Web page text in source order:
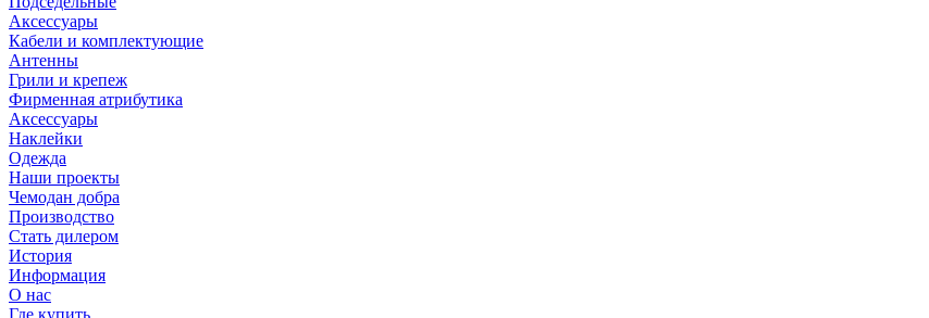
Аксессуары
Кабели и комплектующие
Антенны
Грили и крепеж
Фирменная атрибутика
Аксессуары
Наклейки
Одежда
Наши проекты
Чемодан добра
Производство
Стать дилером
История
Информация
О нас
Где купить